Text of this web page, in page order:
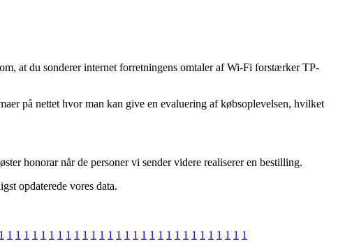
at du sonderer internet forretningens omtaler af Wi-Fi forstærker TP-
på nettet hvor man kan give en evaluering af købsoplevelsen, hvilket
honorar når de personer vi sender videre realiserer en bestilling.
opdaterede vores data.
1 1 1 1 1 1 1 1 1 1 1 1 1 1 1 1 1 1 1 1 1 1 1 1 1 1 1 1 1 1